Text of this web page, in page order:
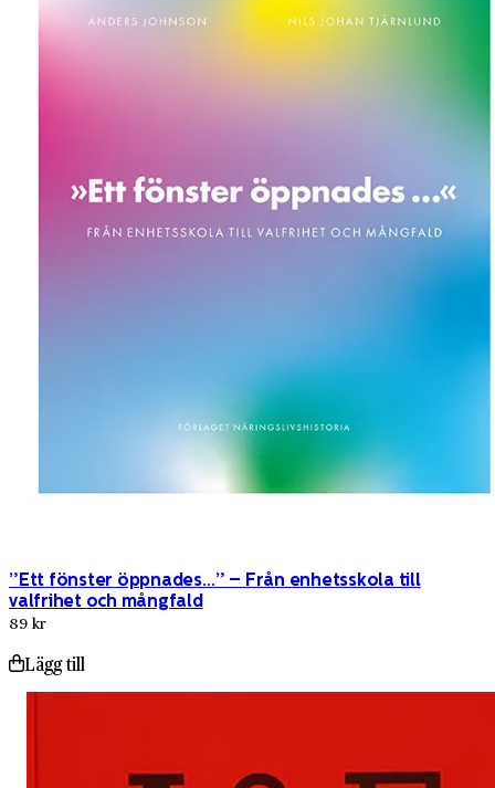
”Ett fönster öppnades…” – Från enhetsskola till
valfrihet och mångfald
89 kr
Lägg till